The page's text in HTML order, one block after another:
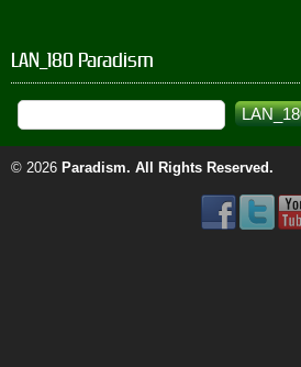
LAN_180 Paradism
© 2026 Paradism. All Rights Reserved.